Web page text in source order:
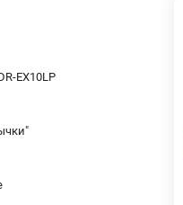
EX10LP